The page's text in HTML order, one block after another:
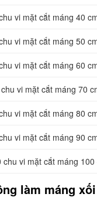
vi mặt cắt máng 40
vi mặt cắt máng 50
vi mặt cắt máng 60
vi mặt cắt máng 70
vi mặt cắt máng 80
vi mặt cắt máng 90
vi mặt cắt máng 100
làm máng